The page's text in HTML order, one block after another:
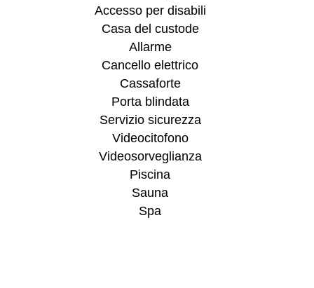
Accesso per disabili
Casa del custode
Allarme
Cancello elettrico
Cassaforte
Porta blindata
Servizio sicurezza
Videocitofono
Videosorveglianza
Piscina
Sauna
Spa